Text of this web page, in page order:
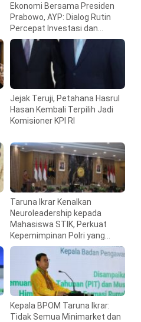
Ekonomi Bersama Presiden
Prabowo, AYP: Dialog Rutin
Percepat Investasi dan
Pertumbuhan
Jejak Teruji, Petahana Hasrul
Hasan Kembali Terpilih Jadi
Komisioner KPI RI
Taruna Ikrar Kenalkan
Neuroleadership kepada
Mahasiswa STIK, Perkuat
Kepemimpinan Polri yang
Humanis
Kepala BPOM Taruna Ikrar:
Tidak Semua Minimarket dan